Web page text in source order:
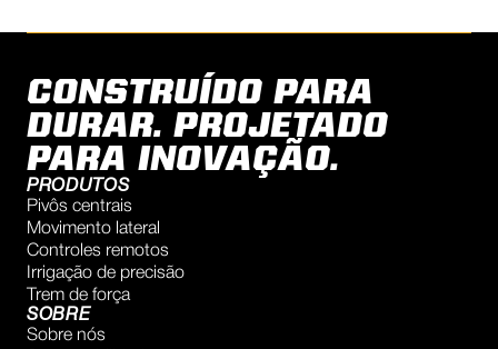
CONSTRUÍDO PARA
DURAR. PROJETADO
PARA INOVAÇÃO.
PRODUTOS
Pivôs centrais
Movimento lateral
Controles remotos
Irrigação de precisão
Trem de força
SOBRE
Sobre nós